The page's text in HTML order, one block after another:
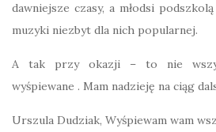
dawniejsze czasy, a młodsi
muzyki niezbyt dla nich popularnej.
A tak przy okazji – to nie
wyśpiewane . Mam nadzieję na ciąg
Urszula Dudziak, Wyśpiewam wam